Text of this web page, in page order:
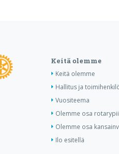
Keitä olemme
Keitä olemme
Hallitus ja
Vuositeema
Olemme osa
Olemme osa
Ilo esitellä